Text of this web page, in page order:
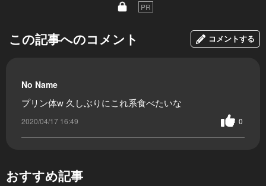
PR
この記事へのコメント コメントする
No Name
プリン体w 久しぶりにこれ系食べたいな
2020/04/17 16:49 0
おすすめ記事